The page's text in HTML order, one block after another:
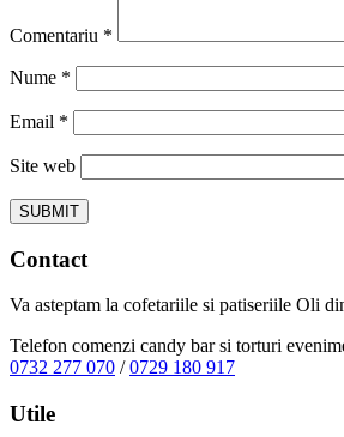
Comentariu *
Nume *
Email *
Site web
Contact
Va asteptam la cofetariile si patiseriile Oli
Telefon comenzi candy bar si torturi
0732 277 070 /0729 180 917
Utile